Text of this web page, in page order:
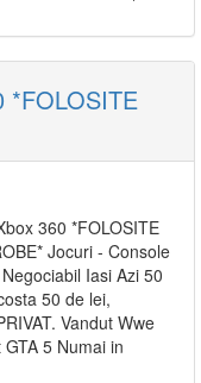
360 *FOLOSITE
Jocuri - Console
Iasi Azi 50
50 de lei,
Vandut Wwe
5 Numai in